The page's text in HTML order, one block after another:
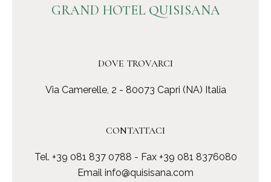
GRAND HOTEL QUISISANA
DOVE TROVARCI
Via Camerelle, 2 - 80073 Capri (NA) Italia
CONTATTACI
Tel. +39 081 837 0788 - Fax +39 081 8376080
Email info@quisisana.com